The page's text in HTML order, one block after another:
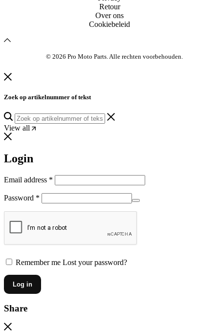
Retour
Over ons
Cookiebeleid
© 2026 Pro Moto Parts. Alle rechten voorbehouden.
Zoek op artikelnummer of tekst
View all
Login
Email address *
Password *
Remember me Lost your password?
Log in
Share